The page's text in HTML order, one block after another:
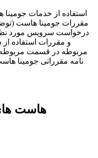
استفاده از خدمات
مقررات جومینا هاست
درخواست سرویس مورد
و مقررات استفاده
مربوطه در قسمت مربوطه
نامه مقرراتی جومینا
هاست